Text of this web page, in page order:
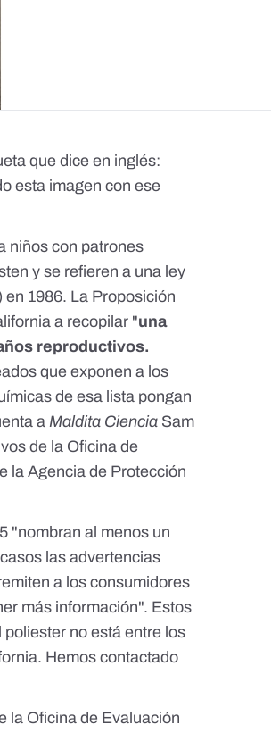
que dice en inglés:
esta imagen con ese
niños con patrones
y se refieren a una ley
1986. La Proposición
a recopilar "una
reproductivos.
que exponen a los
de esa lista pongan
aMaldita Ciencia Sam
de la Oficina de
la Agencia de Protección
"nombran al menos un
las advertencias
a los consumidores
más información". Estos
poliester no está entre los
. Hemos contactado
la Oficina de Evaluación